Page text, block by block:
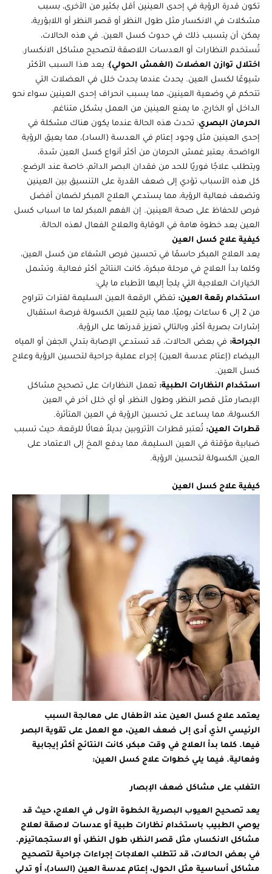
تكون قدرة الرؤية في إحدى العينين أقل بكثير من الأخرى، بسبب
مشكلات في الانكسار مثل طول النظر أو قصر النظر أو اللابؤرية،
يمكن أن يتسبب ذلك في حدوث كسل العين. في هذه الحالات،
تُستخدم النظارات أو العدسات اللاصقة لتصحيح مشاكل الانكسار.
اختلال توازن العضلات (الغمش الحولي): يعد هذا السبب الأكثر
شيوعًا لكسل العين. يحدث عندما يحدث خلل في العضلات التي
تتحكم في وضعية العينين، مما يسبب انحراف إحدى العينين سواء نحو
الداخل أو الخارج، ما يمنع العينين من العمل بشكل متناغم.
الحرمان البصري: تحدث هذه الحالة عندما يكون هناك مشكلة في
إحدى العينين مثل وجود إعتام في العدسة (الساد)، مما يعيق الرؤية
الواضحة. يعتبر غمش الحرمان من أكثر أنواع كسل العين شدة،
ويتطلب علاجًا فوريًا للحد من فقدان البصر الدائم، خاصة عند الرضع.
كل هذه الأسباب تؤدي إلى ضعف القدرة على التنسيق بين العينين
وتضعف فعالية الرؤية، مما يستدعي العلاج المبكر لضمان أفضل
فرص للحفاظ على صحة العينين. إن الفهم المبكر لما ما اسباب كسل
العين يعد خطوة هامة في الوقاية والعلاج الفعال لهذه الحالة.
كيفية علاج كسل العين
يعد العلاج المبكر حاسمًا في تحسين فرص الشفاء من كسل العين،
وكلما بدأ العلاج في مرحلة مبكرة، كانت النتائج أكثر فعالية. وتشمل
الخيارات العلاجية التي يلجأ إليها الأطباء ما يلي:
استخدام رقعة العين: تغطّي الرقعة العين السليمة لفترات تتراوح
من 2 إلى 6 ساعات يوميًا، مما يتيح للعين الكسولة فرصة استقبال
إشارات بصرية أكثر، وبالتالي تعزيز قدرتها على الرؤية.
الجراحة: في بعض الحالات، قد تستدعي الإصابة بتدلي الجفن أو المياه
البيضاء (إعتام عدسة العين) إجراء عملية جراحية لتحسين الرؤية وعلاج
كسل العين.
استخدام النظارات الطبية: تعمل النظارات على تصحيح مشاكل
الإبصار مثل قصر النظر، وطول النظر، أو أي خلل آخر في العين
الكسولة، مما يساعد على تحسين الرؤية في العين المتأثرة.
قطرات العين: تُعتبر قطرات الأتروبين بديلاً فعالًا للرقعة، حيث تسبب
ضبابية مؤقتة في العين السليمة، مما يدفع المخ إلى الاعتماد على
العين الكسولة لتحسين الرؤية.
كيفية علاج كسل العين
يعتمد علاج كسل العين عند الأطفال على معالجة السبب
الرئيسي الذي أدى إلى ضعف العين، مع العمل على تقوية البصر
فيها. كلما بدأ العلاج في وقت مبكر، كانت النتائج أكثر إيجابية
وفعالية. فيما يلي خطوات علاج كسل العين:
التغلب على مشاكل ضعف الإبصار
يعد تصحيح العيوب البصرية الخطوة الأولى في العلاج، حيث قد
يوصي الطبيب باستخدام نظارات طبية أو عدسات لاصقة لعلاج
مشاكل الانكسار، مثل قصر النظر، طول النظر، أو الاستجماتيزم.
في بعض الحالات، قد تتطلب العلاجات إجراءات جراحية لتصحيح
مشاكل أساسية مثل الحول، إعتام عدسة العين (الساد)، أو تدلي